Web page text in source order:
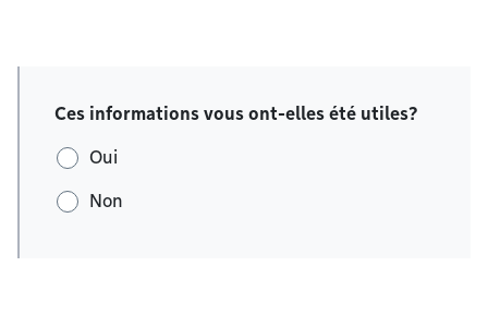
Ces informations vous ont-elles été utiles?
Oui
Non